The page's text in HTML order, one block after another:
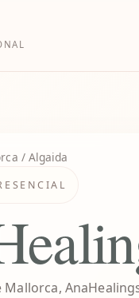
/ Algaida
Mallorca,